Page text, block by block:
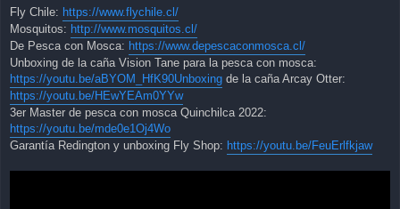
Fly Chile: https://www.flychile.cl/
Mosquitos: http://www.mosquitos.cl/
De Pesca con Mosca: https://www.depescaconmosca.cl/
Unboxing de la caña Vision Tane para la pesca con mosca:
https://youtu.be/aBYOM_HfK90Unboxing de la caña Arcay Otter:
https://youtu.be/HEwYEAm0YYw
3er Master de pesca con mosca Quinchilca 2022:
https://youtu.be/mde0e1Oj4Wo
Garantía Redington y unboxing Fly Shop: https://youtu.be/FeuErlfkjaw